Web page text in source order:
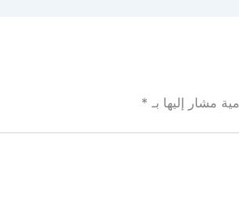
مشار إليها بـ *